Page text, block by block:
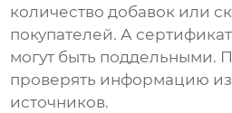
количество добавок или
покупателей. А
могут быть поддельными.
проверять информацию
источников.